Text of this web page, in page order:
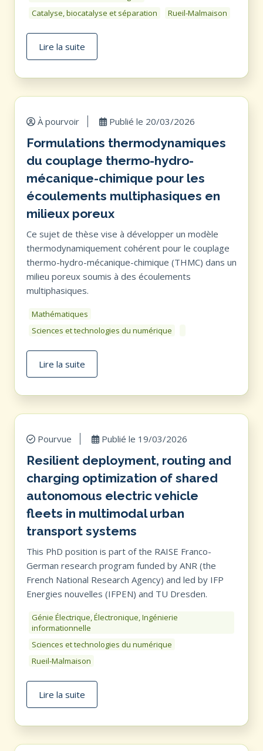
Catalyse, biocatalyse et séparation
Rueil-Malmaison
Lire la suite
À pourvoir Publié le 20/03/2026
Formulations thermodynamiques
du couplage thermo-hydro-
mécanique-chimique pour les
écoulements multiphasiques en
milieux poreux
Ce sujet de thèse vise à développer un modèle
thermodynamiquement cohérent pour le couplage
thermo-hydro-mécanique-chimique (THMC) dans un
milieu poreux soumis à des écoulements
multiphasiques.
Mathématiques
Sciences et technologies du numérique
Lire la suite
Pourvue Publié le 19/03/2026
Resilient deployment, routing and
charging optimization of shared
autonomous electric vehicle
fleets in multimodal urban
transport systems
This PhD position is part of the RAISE Franco-
German research program funded by ANR (the
French National Research Agency) and led by IFP
Energies nouvelles (IFPEN) and TU Dresden.
Génie Électrique, Électronique, Ingénierie
informationnelle
Sciences et technologies du numérique
Rueil-Malmaison
Lire la suite